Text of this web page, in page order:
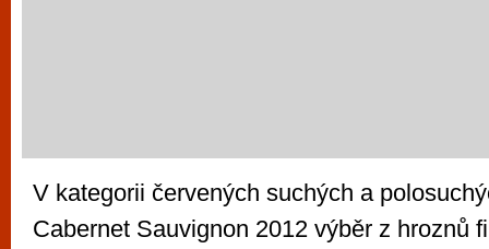
V kategorii červených suchých a
Cabernet Sauvignon 2012 výběr z hroznů